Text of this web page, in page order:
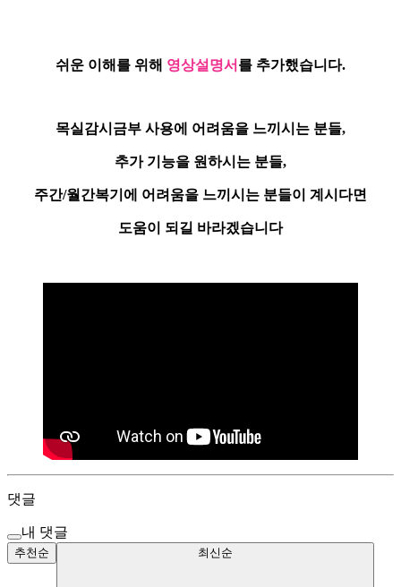
쉬운 이해를 위해 영상설명서 를 추가했습니다.
목실감시금부 사용에 어려움을 느끼시는 분들,
추가 기능을 원하시는 분들,
주간/월간복기에 어려움을 느끼시는 분들이 계시다면
도움이 되길 바라겠습니다
댓글
내 댓글
추천순 최신순